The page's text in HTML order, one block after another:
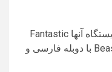
دانلود فیلم جانوران شگفت انگیز و زیستگاه آنها Fantastic
Beasts and Where to Find Them 2016 با دوبله فارسی و